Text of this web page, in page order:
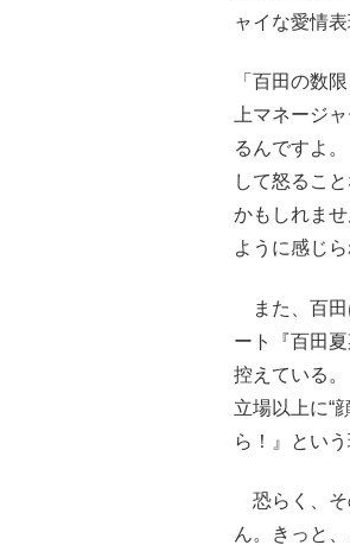
ャイな愛情
「百田の数
上マネージ
るんですよ
して怒るこ
かもしれま
ように感じ
また、百田
ート『百田
控えている
立場以上に“
ら！』とい
恐らく、そ
ん。きっと